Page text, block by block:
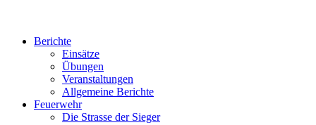
Berichte
Einsätze
Übungen
Veranstaltungen
Allgemeine Berichte
Feuerwehr
Die Strasse der Sieger